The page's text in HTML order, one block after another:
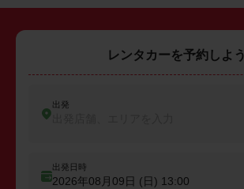
レンタカーを予約しよう
出発
出発日時
2026年08月09日 (日) 13:00